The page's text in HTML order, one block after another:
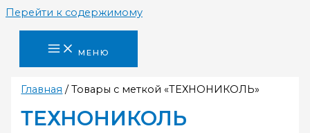
Перейти к содержимому
МЕНЮ
Главная / Товары с меткой «ТЕХНОНИКОЛЬ»
ТЕХНОНИКОЛЬ